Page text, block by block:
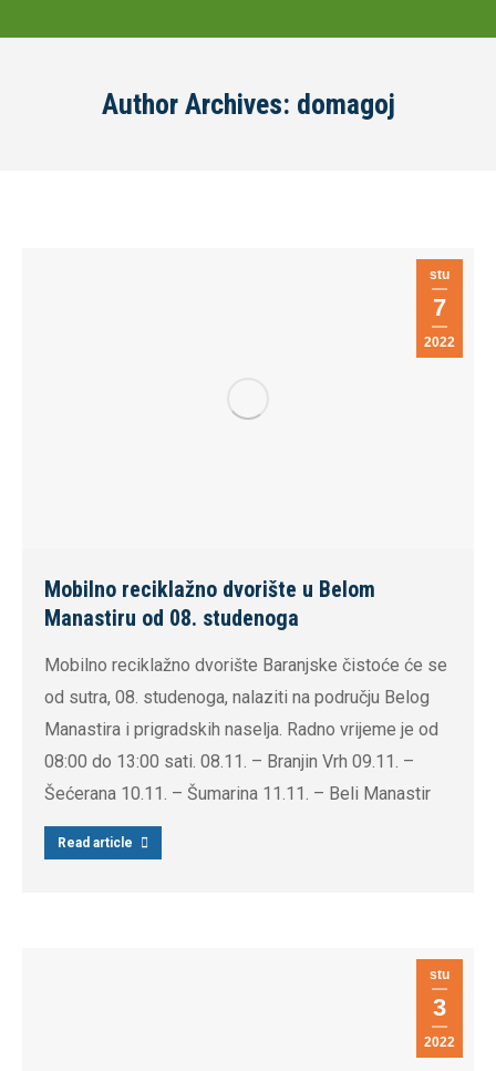
Author Archives: domagoj
stu
7
2022
Mobilno reciklažno dvorište u Belom
Manastiru od 08. studenoga
Mobilno reciklažno dvorište Baranjske čistoće će se
od sutra, 08. studenoga, nalaziti na području Belog
Manastira i prigradskih naselja. Radno vrijeme je od
08:00 do 13:00 sati. 08.11. – Branjin Vrh 09.11. –
Šećerana 10.11. – Šumarina 11.11. – Beli Manastir
Read article
stu
3
2022